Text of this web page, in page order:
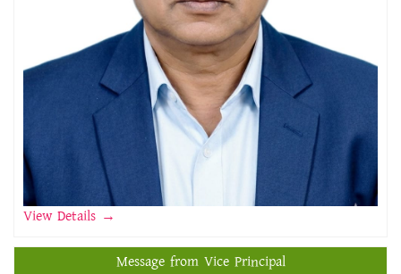
View Details →
Message from Vice Principal